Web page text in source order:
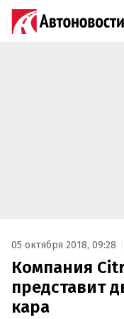
05 октября 2018, 09:28
Компания
представит
кара